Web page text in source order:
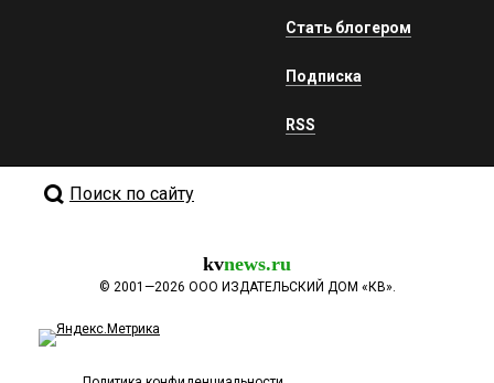
Стать блогером
Подписка
RSS
Поиск по сайту
kvnews.ru
© 2001—2026 ООО ИЗДАТЕЛЬСКИЙ ДОМ «КВ».